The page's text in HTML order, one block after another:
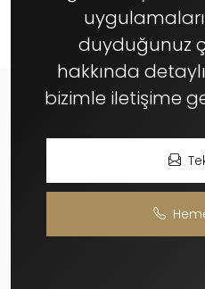
duyduğunuz
hakkında
bizimle iletişime